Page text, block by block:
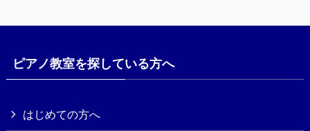
ピアノ教室を探している方へ
はじめての方へ